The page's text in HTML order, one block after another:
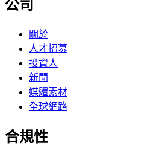
公司
關於
人才招募
投資人
新聞
媒體素材
全球網路
合規性